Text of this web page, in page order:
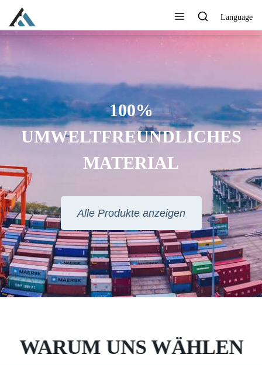
Language
100%
UMWELTFREUNDLICHES
MATERIAL
Alle Produkte anzeigen
WARUM UNS WÄHLEN